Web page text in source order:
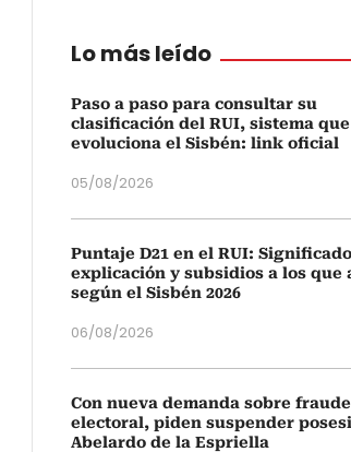
Lo más leído
Paso a paso para consultar su
clasificación del RUI, sistema que
evoluciona el Sisbén: link oficial
05/08/2026
Puntaje D21 en el RUI:
explicación y subsidios a los que
según el Sisbén 2026
06/08/2026
Con nueva demanda sobre fraude
electoral, piden suspender
Abelardo de la Espriella